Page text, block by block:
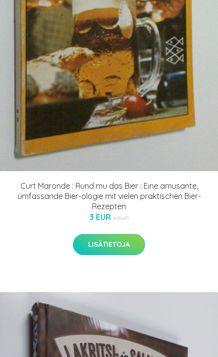
Curt Maronde : Rund mu das Bier : Eine amusante,
umfassande Bier-ologie mit vielen praktischen Bier-
Rezepten
3 EUR 4 EUR
LISÄTIETOJA